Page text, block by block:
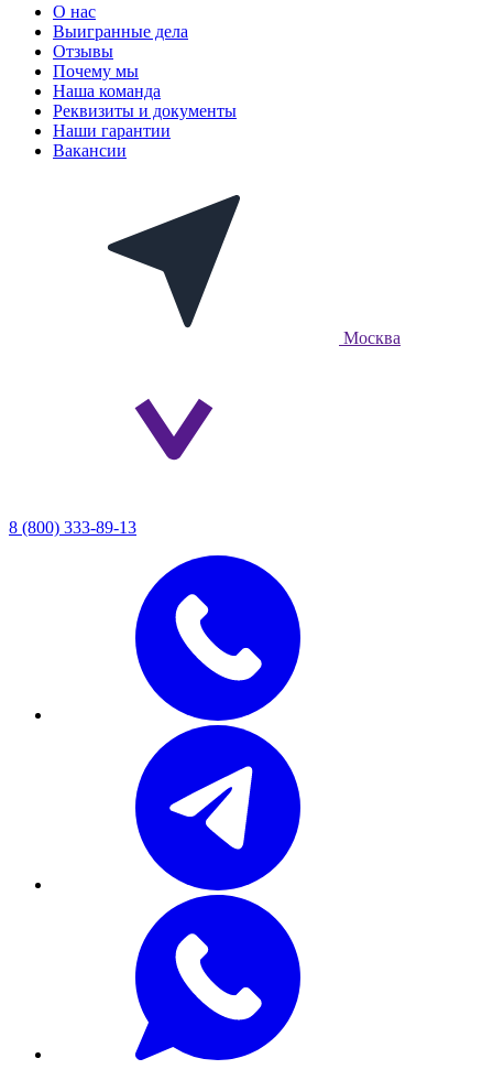
О нас
Выигранные дела
Отзывы
Почему мы
Наша команда
Реквизиты и документы
Наши гарантии
Вакансии
Москва
8 (800) 333-89-13